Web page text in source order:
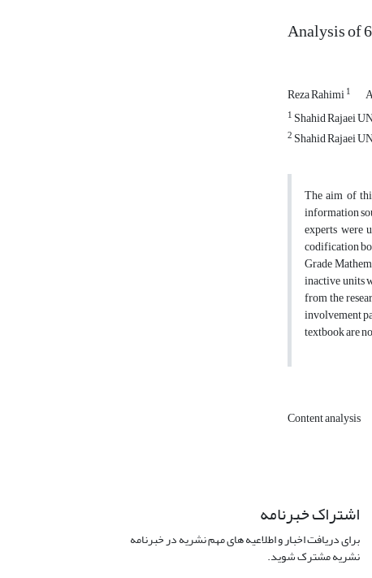
Analysis of
Reza Rahimi1
1 Shahid Rajaei
2 Shahid Rajaei
The aim of
information
experts were
codification
Grade
inactive units
from the
involvement
textbook are
Content analysis
اشتراک خبرنامه
برای دریافت اخبار و اطلاعیه های مهم نشریه در خبرنامه
نشریه مشترک شوید.